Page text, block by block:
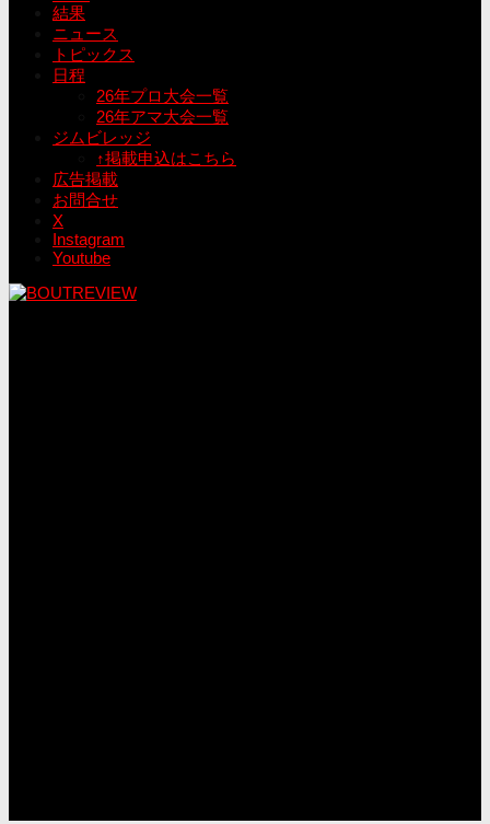
結果
ニュース
トピックス
日程
26年プロ大会一覧
26年アマ大会一覧
ジムビレッジ
↑掲載申込はこちら
広告掲載
お問合せ
X
Instagram
Youtube